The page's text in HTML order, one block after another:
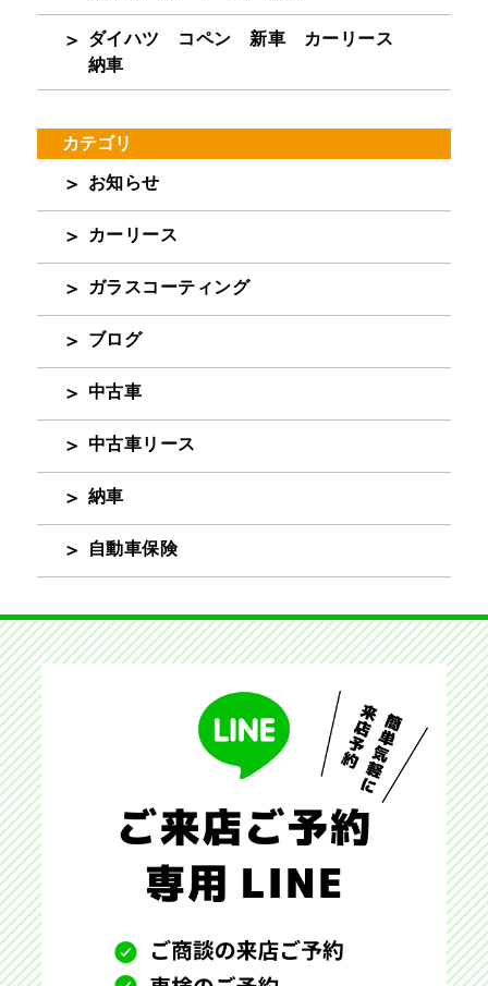
ダイハツ コペン 新車 カーリース
納車
カテゴリ
お知らせ
カーリース
ガラスコーティング
ブログ
中古車
中古車リース
納車
自動車保険